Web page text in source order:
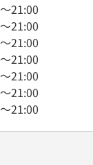
～21:00
～21:00
～21:00
～21:00
～21:00
～21:00
～21:00